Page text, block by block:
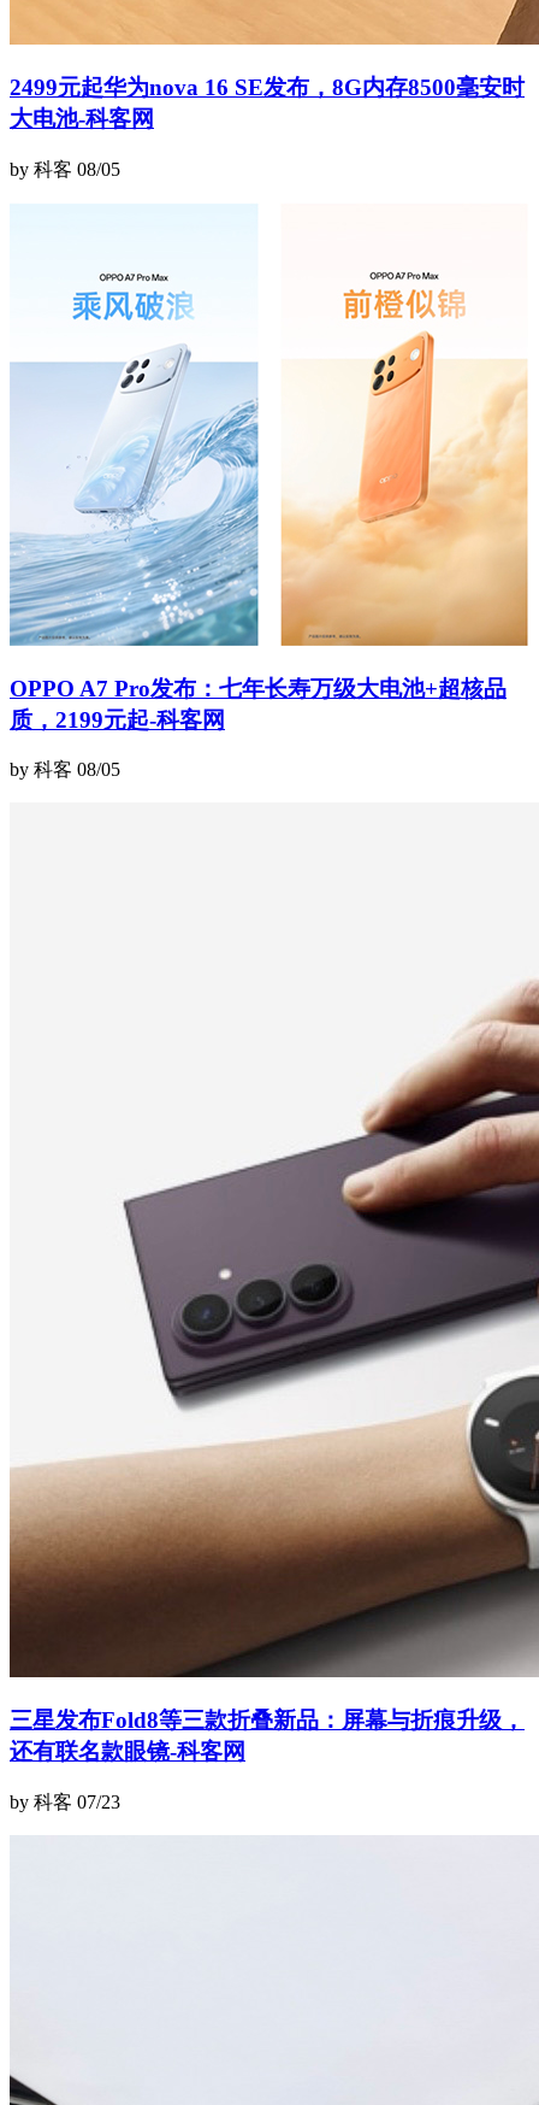
2499元起华为nova 16 SE发布，8G内存8500毫安时
大电池-科客网
by 科客 08/05
OPPO A7 Pro发布：七年长寿万级大电池+超核品
质，2199元起-科客网
by 科客 08/05
三星发布Fold8等三款折叠新品：屏幕与折痕升级，
还有联名款眼镜-科客网
by 科客 07/23